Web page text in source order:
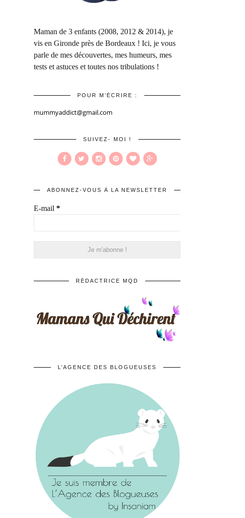
Maman de 3 enfants (2008, 2012 & 2014), je
vis en Gironde près de Bordeaux ! Ici, je vous
parle de mes découvertes, mes humeurs, mes
tests et astuces et toutes nos tribulations !
POUR M’ÉCRIRE :
mummyaddict@gmail.com
SUIVEZ- MOI !
ABONNEZ-VOUS À LA NEWSLETTER
E-mail *
RÉDACTRICE MQD
L’AGENCE DES BLOGUEUSES